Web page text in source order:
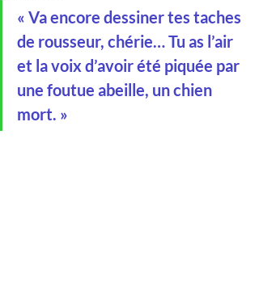
« Va encore dessiner tes taches
de rousseur, chérie… Tu as l’air
et la voix d’avoir été piquée par
une foutue abeille, un chien
mort. »